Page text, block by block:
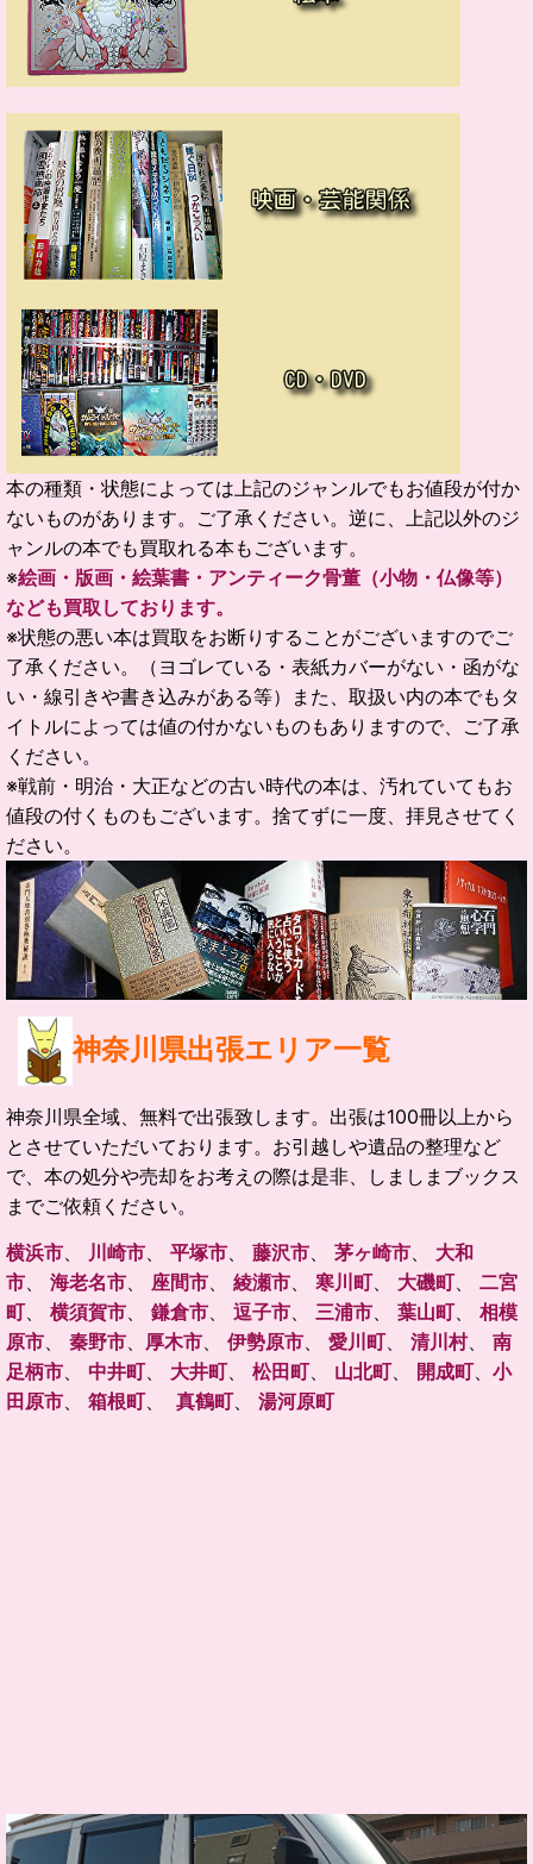
本の種類・状態によっては上記のジャンルでもお値段が付か
ないものがあります。ご了承ください。逆に、上記以外のジ
ャンルの本でも買取れる本もございます。
※絵画・版画・絵葉書・アンティーク骨董（小物・仏像等）
なども買取しております。
※状態の悪い本は買取をお断りすることがございますのでご
了承ください。（ヨゴレている・表紙カバーがない・函がな
い・線引きや書き込みがある等）
また、取扱い内の本でもタ
イトルによっては値の付かないものもありますので、ご了承
ください。
※戦前・明治・大正などの古い時代の本は、汚れていてもお
値段の付くものもございます。捨てずに一度、拝見させてく
ださい。
神奈川県出張エリア一覧
神奈川県全域、無料で出張致します。出張は100冊以上から
とさせていただいております。お引越しや遺品の整理など
で、本の処分や売却をお考えの際は是非、しましまブックス
までご依頼ください。
横浜市
川崎市 平塚市 藤沢市 茅ヶ崎市
大和
市
海老名市 座間市 綾瀬市 寒川町、 大磯町、 二宮
町、 横須賀市 鎌倉市 逗子市 三浦市 葉山町、 相模
原市
秦野市 厚木市 伊勢原市 愛川町、 清川村、 南
足柄市
中井町、 大井町、 松田町、 山北町、 開成町、 小
田原市
箱根町、 真鶴町、 湯河原町